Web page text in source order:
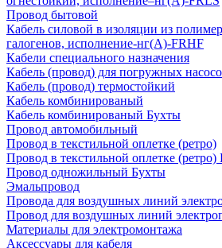
Провод бытовой
Кабель силовой в изоляции из
галогенов, исполнение-нг(А)-FRHF
Кабели специального назначения
Кабель (провод) для погружных
Кабель (провод) термостойкий
Кабель комбинированый
Кабель комбинированый Бухты
Провод автомобильный
Провод в текстильной оплетке (ретро)
Провод в текстильной оплетке (ретро)
Провод одножильный Бухты
Эмальпровод
Провода для воздушных линий
Провод для воздушных линий
Материалы для электромонтажа
Аксессуары для кабеля